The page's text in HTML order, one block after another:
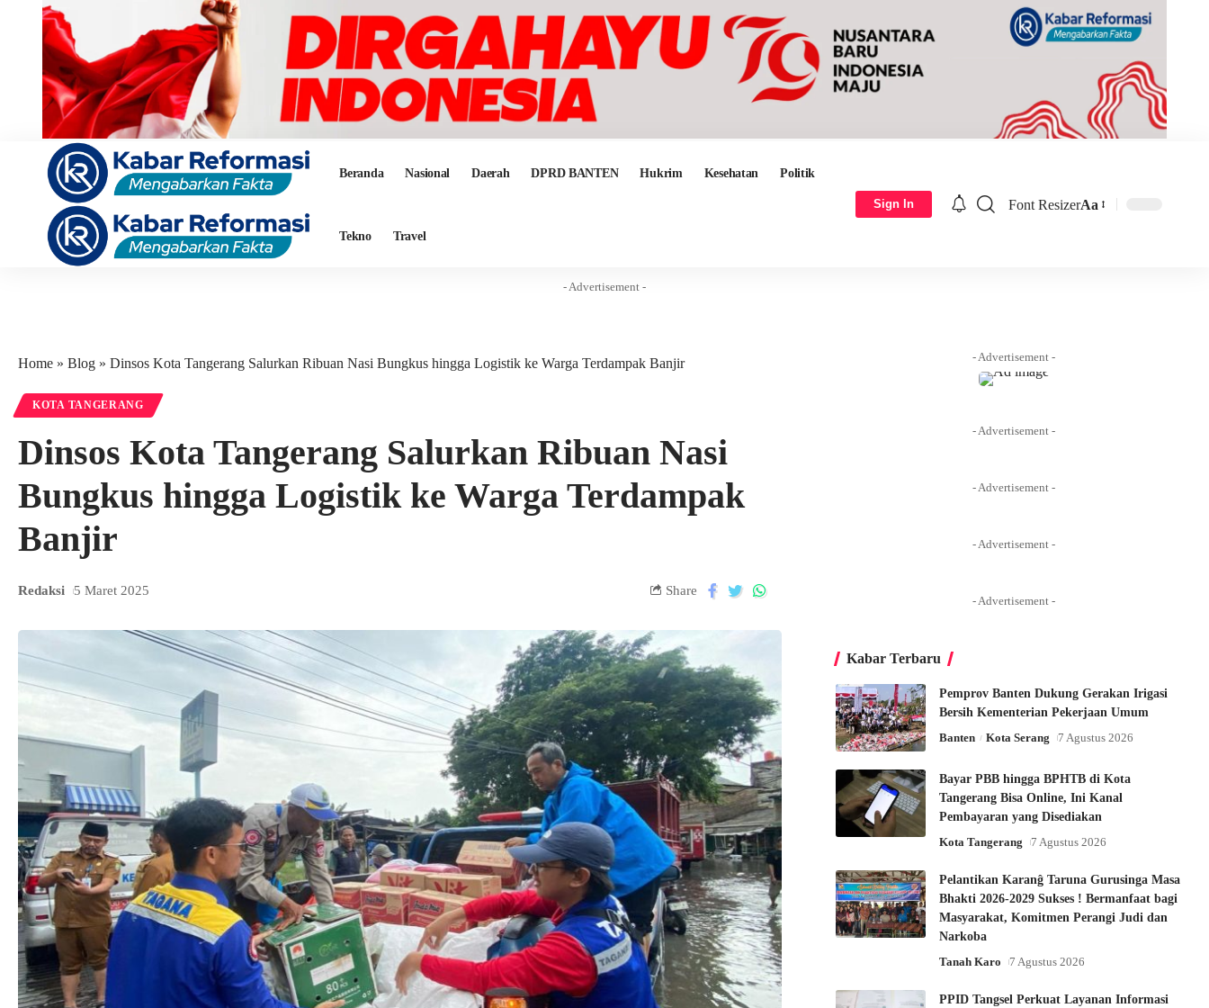
Beranda Nasional Daerah DPRD BANTEN Hukrim Kesehatan Politik
Tekno Travel
Sign In Font ResizerAa
- Advertisement -
Home » Blog » Dinsos Kota Tangerang Salurkan Ribuan Nasi Bungkus hingga Logistik ke Warga Terdampak Banjir
KOTA TANGERANG
Dinsos Kota Tangerang Salurkan Ribuan Nasi
Bungkus hingga Logistik ke Warga Terdampak
Banjir
Redaksi 5 Maret 2025 Share
- Advertisement -
- Advertisement -
- Advertisement -
- Advertisement -
- Advertisement -
Kabar Terbaru
Pemprov Banten Dukung Gerakan Irigasi
Bersih Kementerian Pekerjaan Umum
Banten
Kota Serang 7 Agustus 2026
Bayar PBB hingga BPHTB di Kota
Tangerang Bisa Online, Ini Kanal
Pembayaran yang Disediakan
Kota Tangerang
7 Agustus 2026
Pelantikan Karanĝ Taruna Gurusinga Masa
Bhakti 2026-2029 Sukses ! Bermanfaat bagi
Masyarakat, Komitmen Perangi Judi dan
Narkoba
Tanah Karo
7 Agustus 2026
PPID Tangsel Perkuat Layanan Informasi